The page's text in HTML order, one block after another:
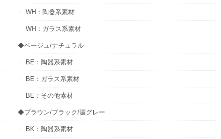
WH：陶器系素材
WH：ガラス系素材
◆ベージュ/ナチュラル
BE：陶器系素材
BE：ガラス系素材
BE：その他素材
◆ブラウン/ブラック/濃グレー
BK：陶器系素材